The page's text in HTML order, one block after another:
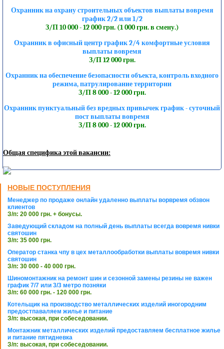
Охранник на охрану строительных объектов выплаты вовремя
график 2/2 или 1/2
З/П 10 000 - 12 000 грн. (1 000 грн. в смену.)
Охранник в офисный центр график 2/4 комфортные условия
выплаты вовремя
З/П 12 000 грн.
Охранник на обеспечение безопасности объекта, контроль входного
режима, патрулирование территории
З/П 8 000 - 12 000 грн.
Охранник пунктуальный без вредных привычек график - суточный
пост выплаты вовремя
З/П 8 000 - 12 000 грн.
Общая специфика этой вакансии:
НОВЫЕ ПОСТУПЛЕНИЯ
Менеджер по продаже онлайн удаленно выплаты ворвремя обзвон
клиентов
З/п: 20 000 грн. + бонусы.
Заведующий складом на полный день выплаты всегда вовремя нивки
святошин
З/п: 35 000 грн.
Оператор станка чпу в цех металлообработки выплаты вовремя нивки
святошин
З/п: 30 000 - 40 000 грн.
Шиномонтажник на ремонт шин и сезонной замены резины не важен
график 7/7 или 3/3 метро позняки
З/п: 60 000 грн. - 120 000 грн.
Котельщик на производство металлических изделий иногородним
предостпаваляем жилье и питание
З/п: высокая, при собеседовании.
Монтажник металлических изделий предоставляем бесплатное жилье
и питание пятидневка
З/п: высокая, при собеседовании.